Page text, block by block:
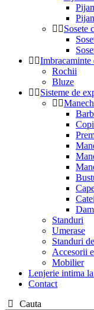
Sosete
Imbracaminte
Rochii
Bluze
Sisteme de
Standuri
Umerase
Standuri
Accesorii
Mobilier
Lenjerie intima
Contact
Cauta